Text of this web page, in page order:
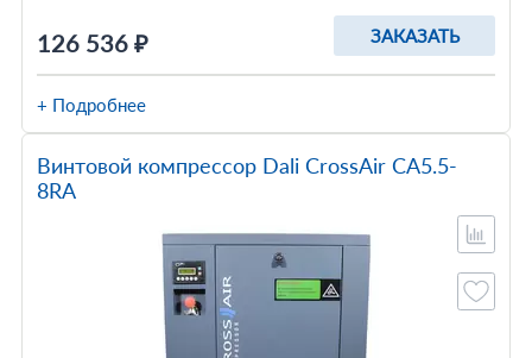
126 536 ₽ ЗАКАЗАТЬ
+ Подробнее
Винтовой компрессор Dali CrossAir CA5.5-
8RA